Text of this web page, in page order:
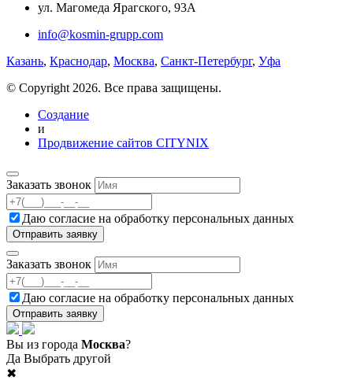
ул. Магомеда Ярагского, 93А
info@kosmin-grupp.com
Казань, Краснодар, Москва, Санкт-Петербург, Уфа
© Copyright 2026. Все права защищены.
Создание
и
Продвижение сайтов CITYNIX
Заказать звонок
Даю согласие на обработку персональных данных
Заказать звонок
Даю согласие на обработку персональных данных
Вы из города Москва?
Да Выбрать другой
✖